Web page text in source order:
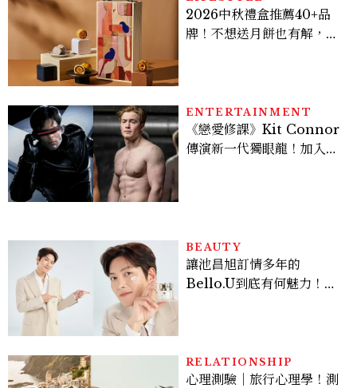
2026中秋禮盒推薦40+品
牌！不想送月餅也有解，送
ENTERTAINMENT
《戀愛修課》Kit Connor
傳演新一代獨眼龍！加入新
BEAUTY
讓池昌旭訂情多年的
Bello.U到底有何魅力！揭
倦感，超神！
RELATIONSHIP
心理測驗｜旅行心理學！測